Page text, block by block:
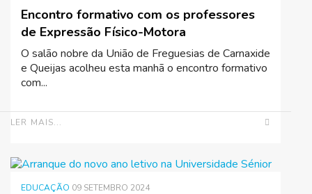
Encontro formativo com os professores
de Expressão Físico-Motora
O salão nobre da União de Freguesias de Carnaxide
e Queijas acolheu esta manhã o encontro formativo
com...
LER MAIS...
EDUCAÇÃO 09 SETEMBRO 2024